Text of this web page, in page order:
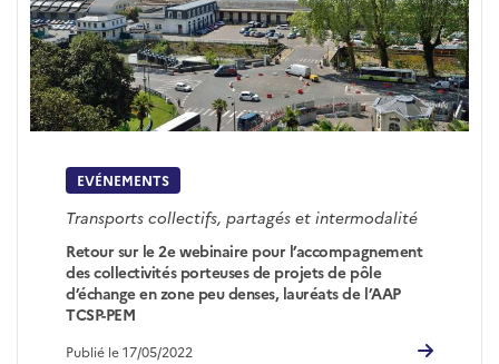
EVÉNEMENTS
Transports collectifs, partagés et intermodalité
Retour sur le 2e webinaire pour l’accompagnement
des collectivités porteuses de projets de pôle
d’échange en zone peu denses, lauréats de l’AAP
TCSP-PEM
Publié le 17/05/2022